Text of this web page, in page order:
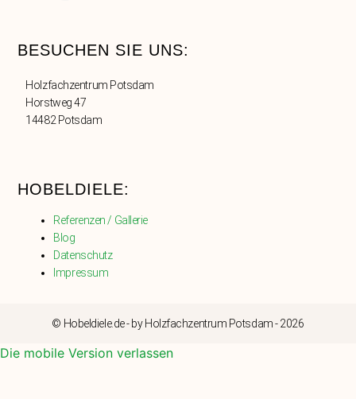
BESUCHEN SIE UNS:
Holzfachzentrum Potsdam
Horstweg 47
14482 Potsdam
HOBELDIELE:
Referenzen / Gallerie
Blog
Datenschutz
Impressum
© Hobeldiele.de - by Holzfachzentrum Potsdam - 2026
Die mobile Version verlassen